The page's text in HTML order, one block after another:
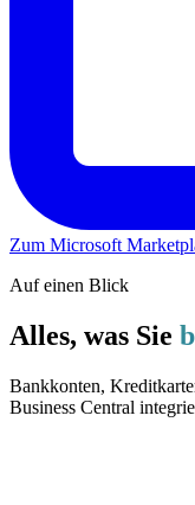
Zum Microsoft
Auf einen Blick
Alles, was Sie
Bankkonten,
Business Central